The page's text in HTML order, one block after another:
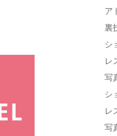
ア
裏
シ
レ
写
シ
レ
写